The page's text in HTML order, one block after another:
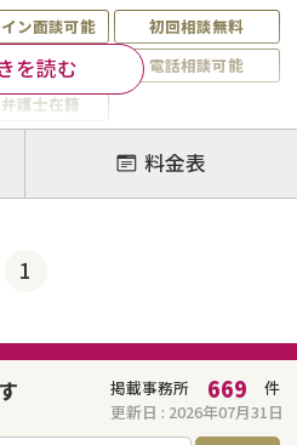
ン面談可能
初回相談無料
降電話可能
電話相談可能
護士在籍
婚調停
離婚裁判
国際離婚
を読む
料金表
1
掲載事務所 669
件
更新日 : 2026年07月31日